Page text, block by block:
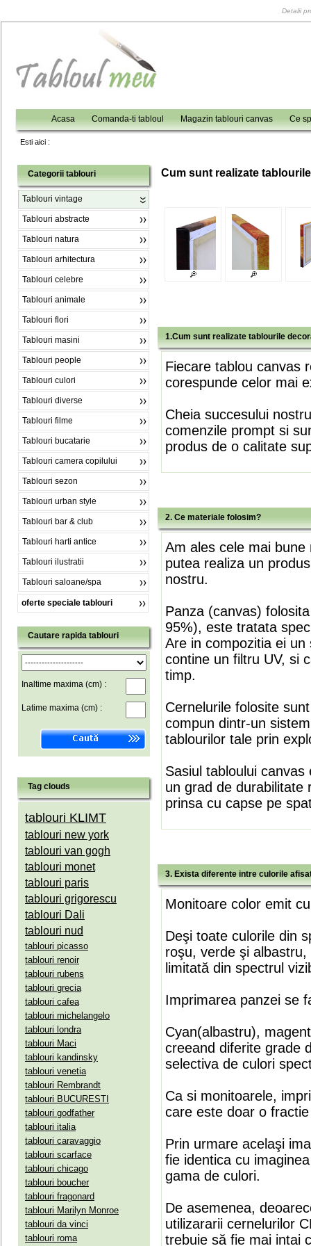
Detalii
Acasa Comanda-ti tabloul Magazin tablouri canvas Ce
Esti aici :
Categorii tablouri
Tablouri vintage
Tablouri abstracte
Tablouri natura
Tablouri arhitectura
Tablouri celebre
Tablouri animale
Tablouri flori
Tablouri masini
Tablouri people
Tablouri culori
Tablouri diverse
Tablouri filme
Tablouri bucatarie
Tablouri camera copilului
Tablouri sezon
Tablouri urban style
Tablouri bar & club
Tablouri harti antice
Tablouri ilustratii
Tablouri saloane/spa
oferte speciale tablouri
Cautare rapida tablouri
Inaltime maxima (cm) :
Latime maxima (cm) :
Tag clouds
tablouri KLIMT
tablouri new york
tablouri van gogh
tablouri monet
tablouri paris
tablouri grigorescu
tablouri Dali
tablouri nud
tablouri picasso
tablouri renoir
tablouri rubens
tablouri grecia
tablouri cafea
tablouri michelangelo
tablouri londra
tablouri Maci
tablouri kandinsky
tablouri venetia
tablouri Rembrandt
tablouri BUCURESTI
tablouri godfather
tablouri italia
tablouri caravaggio
tablouri scarface
tablouri chicago
tablouri boucher
tablouri fragonard
tablouri Marilyn Monroe
tablouri da vinci
tablouri roma
Cum sunt realizate
1.Cum sunt realizate tablourile
Fiecare tablou canvas
corespunde celor mai
Cheia succesului
comenzile prompt si
produs de o calitate
2. Ce materiale folosim?
Am ales cele mai
putea realiza un
nostru.
Panza (canvas)
95%), este tratata
Are in compozitia ei
contine un filtru UV, si
timp.
Cernelurile folosite
compun dintr-un
tablourilor tale prin
Sasiul tabloului
un grad de durabilitate
prinsa cu capse pe
3. Exista diferente intre culorile
Monitoare color emit
Deşi toate culorile din
roşu, verde şi
limitată din spectrul
Imprimarea panzei se
Cyan(albastru),
creeand diferite grade
selectiva de culori
Ca si monitoarele,
care este doar o
Prin urmare acelaşi
fie identica cu
gama de culori.
De asemenea,
utilizararii cernelurilor
trebuie să fie mai intai